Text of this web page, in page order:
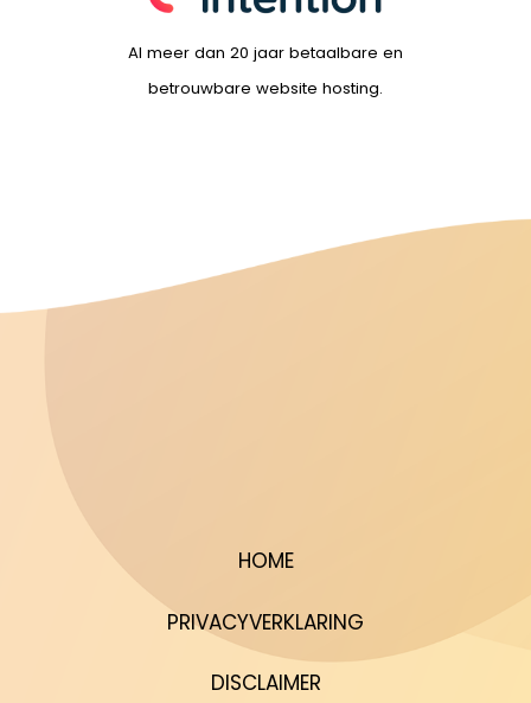
Al meer dan 20 jaar betaalbare en
betrouwbare website hosting.
HOME
PRIVACYVERKLARING
DISCLAIMER